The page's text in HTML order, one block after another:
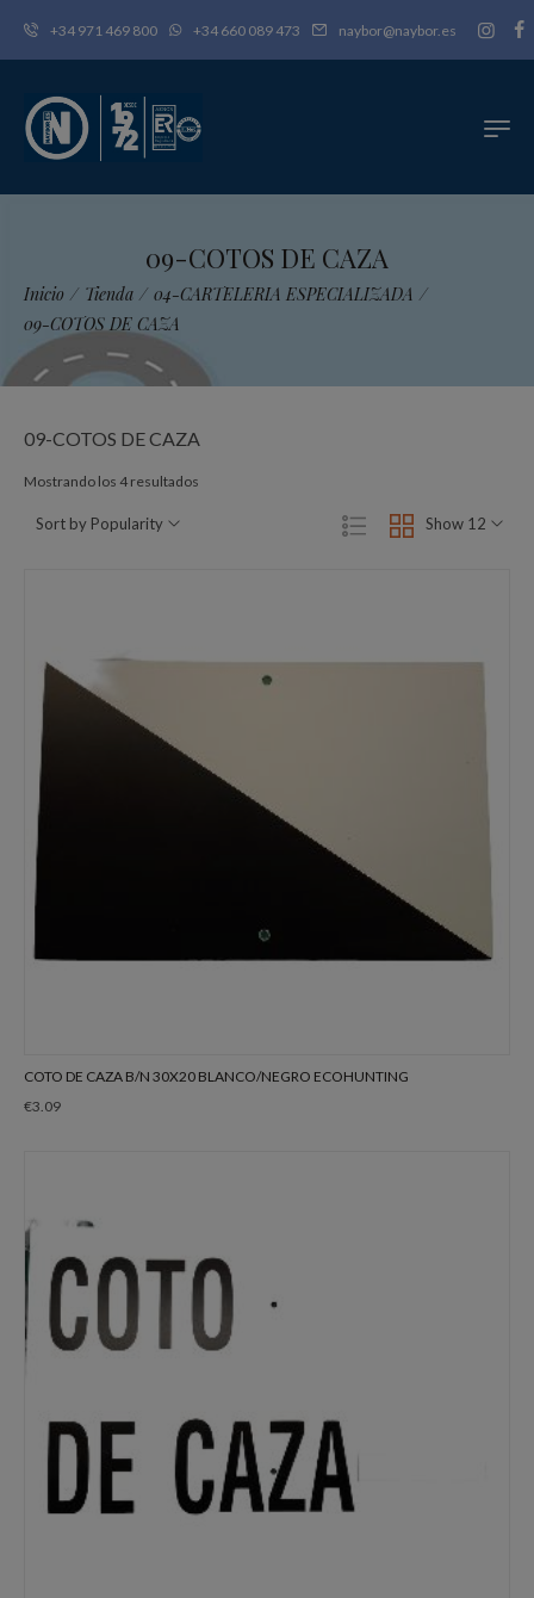
+34 971 469 800 +34 660 089 473 naybor@naybor.es
09-COTOS DE CAZA
Inicio / Tienda / 04-CARTELERIA ESPECIALIZADA /
09-COTOS DE CAZA
09-COTOS DE CAZA
Mostrando los 4 resultados
Show 12
Sort by Popularity
COTO DE CAZA B/N 30X20 BLANCO/NEGRO ECOHUNTING
€3.09